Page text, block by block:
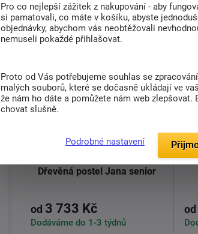
Dřevěná postel Jana senior
od 3 733 Kč
Dodáváme do 1-3 týdnů
od
Pro co nejlepší zážitek z nakupování - aby
si pamatovali, co máte v košíku, abyste
objednávky, abychom vás neobtěžovali
nemuseli pokaždé přihlašovat.
Proto od Vás potřebujeme souhlas se
malých souborů, které se dočasně ukládají ve
že nám ho dáte a pomůžete nám web zlepšovat.
chovat slušně.
Podrobné nastavení